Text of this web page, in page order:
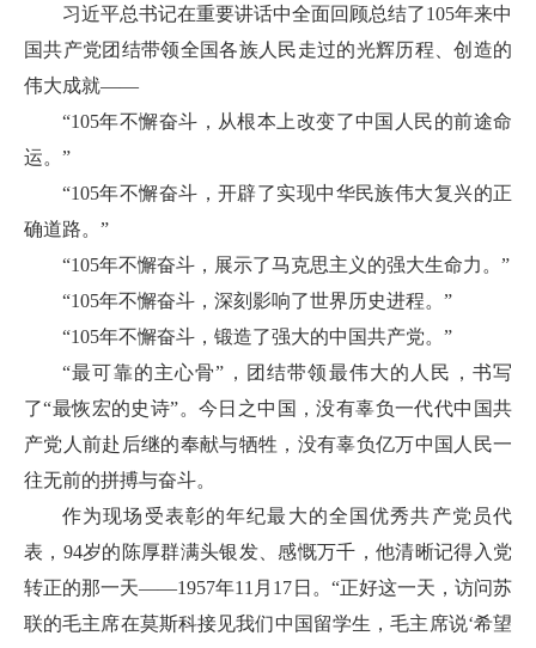
习近平总书记在重要讲话中全面回顾总结了105年来中
国共产党团结带领全国各族人民走过的光辉历程、创造的
伟大成就——
“105年不懈奋斗，从根本上改变了中国人民的前途命
运。”
“105年不懈奋斗，开辟了实现中华民族伟大复兴的正
确道路。”
“105年不懈奋斗，展示了马克思主义的强大生命力。”
“105年不懈奋斗，深刻影响了世界历史进程。”
“105年不懈奋斗，锻造了强大的中国共产党。”
“最可靠的主心骨”，团结带领最伟大的人民，书写
了“最恢宏的史诗”。今日之中国，没有辜负一代代中国共
产党人前赴后继的奉献与牺牲，没有辜负亿万中国人民一
往无前的拼搏与奋斗。
作为现场受表彰的年纪最大的全国优秀共产党员代
表，94岁的陈厚群满头银发、感慨万千，他清晰记得入党
转正的那一天——1957年11月17日。“正好这一天，访问苏
联的毛主席在莫斯科接见我们中国留学生，毛主席说‘希望